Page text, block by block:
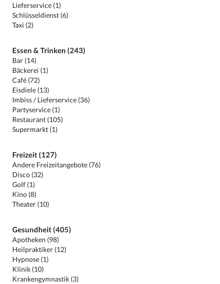
Lieferservice (1)
Schlüsseldienst (6)
Taxi (2)
Essen & Trinken (243)
Bar (14)
Bäckerei (1)
Café (72)
Eisdiele (13)
Imbiss / Lieferservice (36)
Partyservice (1)
Restaurant (105)
Supermarkt (1)
Freizeit (127)
Andere Freizeitangebote (76)
Disco (32)
Golf (1)
Kino (8)
Theater (10)
Gesundheit (405)
Apotheken (98)
Heilpraktiker (12)
Hypnose (1)
Klinik (10)
Krankengymnastik (3)